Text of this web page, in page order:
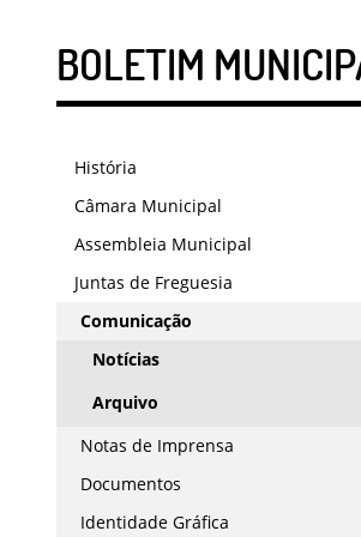
BOLETIM
História
Câmara Municipal
Assembleia Municipal
Juntas de Freguesia
Comunicação
Notícias
Arquivo
Notas de Imprensa
Documentos
Identidade Gráfica